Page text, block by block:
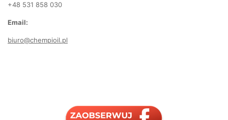
+48 531 858 030
Email:
biuro@chempioil.pl